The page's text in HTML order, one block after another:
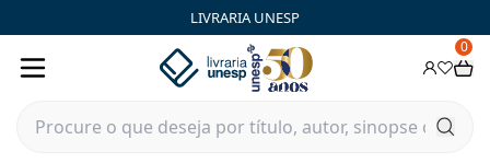
LIVRARIA UNESP
0